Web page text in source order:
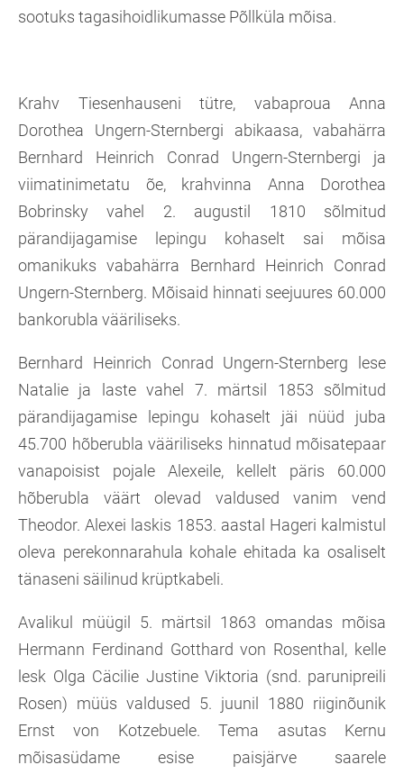
sootuks tagasihoidlikumasse Põllküla mõisa.
Krahv Tiesenhauseni tütre, vabaproua Anna
Dorothea Ungern-Sternbergi abikaasa, vabahärra
Bernhard Heinrich Conrad Ungern-Sternbergi ja
viimatinimetatu õe, krahvinna Anna Dorothea
Bobrinsky vahel 2. augustil 1810 sõlmitud
pärandijagamise lepingu kohaselt sai mõisa
omanikuks vabahärra Bernhard Heinrich Conrad
Ungern-Sternberg. Mõisaid hinnati seejuures 60.000
bankorubla vääriliseks.
Bernhard Heinrich Conrad Ungern-Sternberg lese
Natalie ja laste vahel 7. märtsil 1853 sõlmitud
pärandijagamise lepingu kohaselt jäi nüüd juba
45.700 hõberubla vääriliseks hinnatud mõisatepaar
vanapoisist pojale Alexeile, kellelt päris 60.000
hõberubla väärt olevad valdused vanim vend
Theodor. Alexei laskis 1853. aastal Hageri kalmistul
oleva perekonnarahula kohale ehitada ka osaliselt
tänaseni säilinud krüptkabeli.
Avalikul müügil 5. märtsil 1863 omandas mõisa
Hermann Ferdinand Gotthard von Rosenthal, kelle
lesk Olga Cäcilie Justine Viktoria (snd. parunipreili
Rosen) müüs valdused 5. juunil 1880 riiginõunik
Ernst von Kotzebuele. Tema asutas Kernu
mõisasüdame esise paisjärve saarele